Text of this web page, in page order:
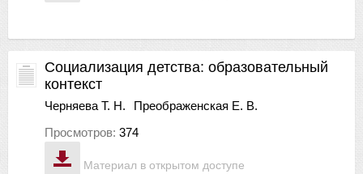
Материал в открытом доступе
Социализация детства: образовательный
контекст
Черняева Т. Н.
Преображенская Е. В.
Просмотров: 374